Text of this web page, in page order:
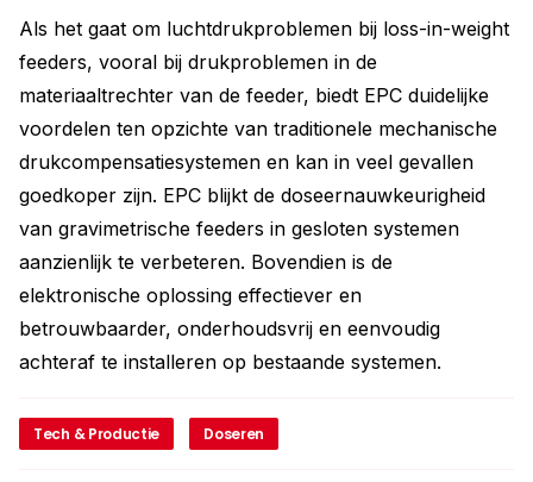
Als het gaat om luchtdrukproblemen bij loss-in-weight
feeders, vooral bij drukproblemen in de
materiaaltrechter van de feeder, biedt EPC duidelijke
voordelen ten opzichte van traditionele mechanische
drukcompensatiesystemen en kan in veel gevallen
goedkoper zijn. EPC blijkt de doseernauwkeurigheid
van gravimetrische feeders in gesloten systemen
aanzienlijk te verbeteren. Bovendien is de
elektronische oplossing effectiever en
betrouwbaarder, onderhoudsvrij en eenvoudig
achteraf te installeren op bestaande systemen.
Tech & Productie Doseren